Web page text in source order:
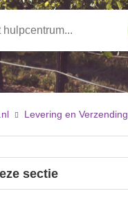
Levering en Verzending
sectie